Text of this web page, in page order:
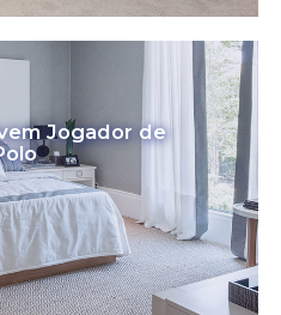
Jogador de